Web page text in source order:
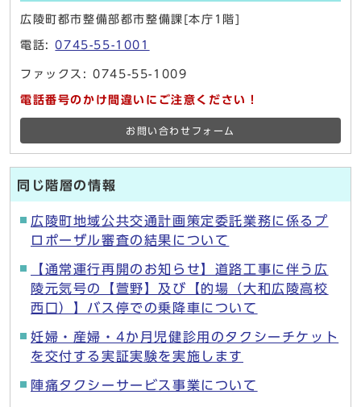
広陵町都市整備部都市整備課[本庁1階]
電話:0745-55-1001
ファックス: 0745-55-1009
電話番号のかけ間違いにご注意ください！
お問い合わせフォーム
同じ階層の情報
広陵町地域公共交通計画策定委託業務に係るプ
ロポーザル審査の結果について
【通常運行再開のお知らせ】道路工事に伴う広
陵元気号の【萱野】及び【的場（大和広陵高校
西口）】バス停での乗降車について
妊婦・産婦・4か月児健診用のタクシーチケット
を交付する実証実験を実施します
陣痛タクシーサービス事業について